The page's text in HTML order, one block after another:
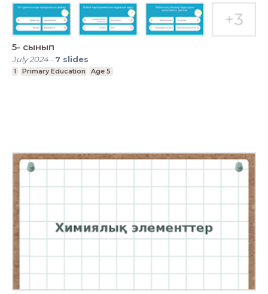
5- сынып
July 2024- 7 slides
1 Primary Education Age 5